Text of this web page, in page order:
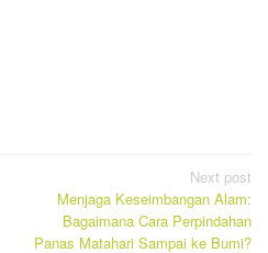
Next post
Menjaga Keseimbangan Alam:
Bagaimana Cara Perpindahan
Panas Matahari Sampai ke Bumi?